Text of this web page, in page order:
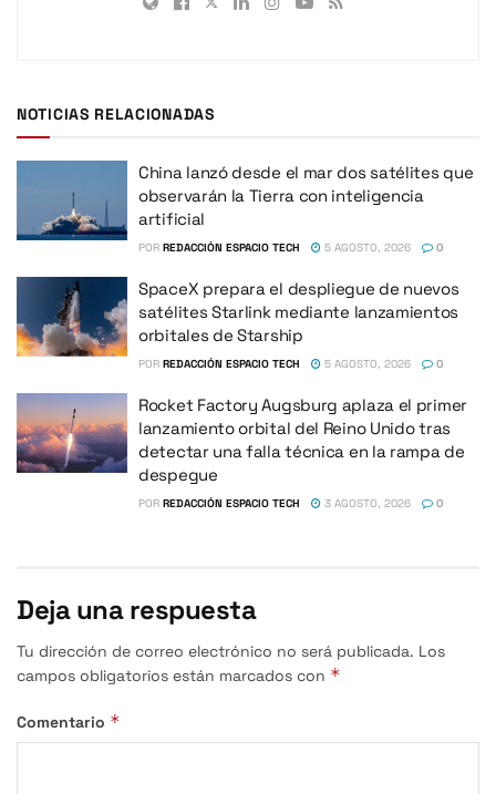
NOTICIAS RELACIONADAS
China lanzó desde el mar dos satélites que
observarán la Tierra con inteligencia
artificial
POR REDACCIÓN ESPACIO TECH 5 AGOSTO, 2026 0
SpaceX prepara el despliegue de nuevos
satélites Starlink mediante lanzamientos
orbitales de Starship
POR REDACCIÓN ESPACIO TECH 5 AGOSTO, 2026 0
Rocket Factory Augsburg aplaza el primer
lanzamiento orbital del Reino Unido tras
detectar una falla técnica en la rampa de
despegue
POR REDACCIÓN ESPACIO TECH 3 AGOSTO, 2026 0
Deja una respuesta
Tu dirección de correo electrónico no será publicada. Los
campos obligatorios están marcados con *
Comentario *